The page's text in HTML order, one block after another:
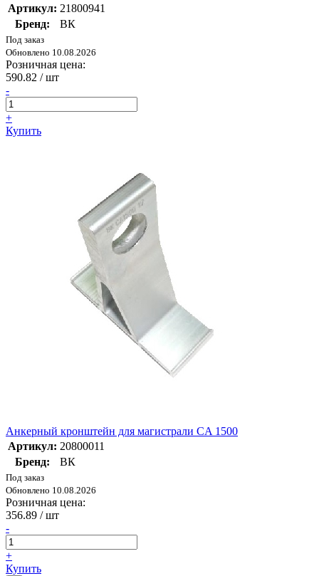
Артикул: 21800941
Бренд:
ВК
Под заказ
Обновлено 10.08.2026
Розничная цена:
590.82 / шт
-
+
Купить
Анкерный кронштейн для магистрали CA 1500
Артикул: 20800011
Бренд:
ВК
Под заказ
Обновлено 10.08.2026
Розничная цена:
356.89 / шт
-
+
Купить